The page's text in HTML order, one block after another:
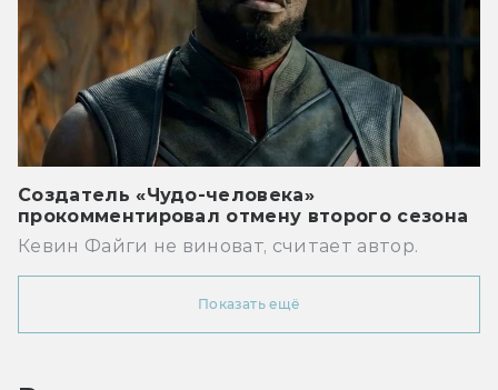
Создатель «Чудо-человека»
прокомментировал отмену второго сезона
Кевин Файги не виноват, считает автор.
Показать ещё